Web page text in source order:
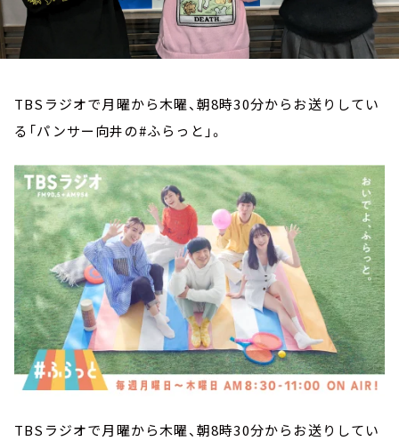
TBSラジオで月曜から木曜、朝8時30分からお送りしてい
る「パンサー向井の#ふらっと」。
TBSラジオで月曜から木曜、朝8時30分からお送りしてい